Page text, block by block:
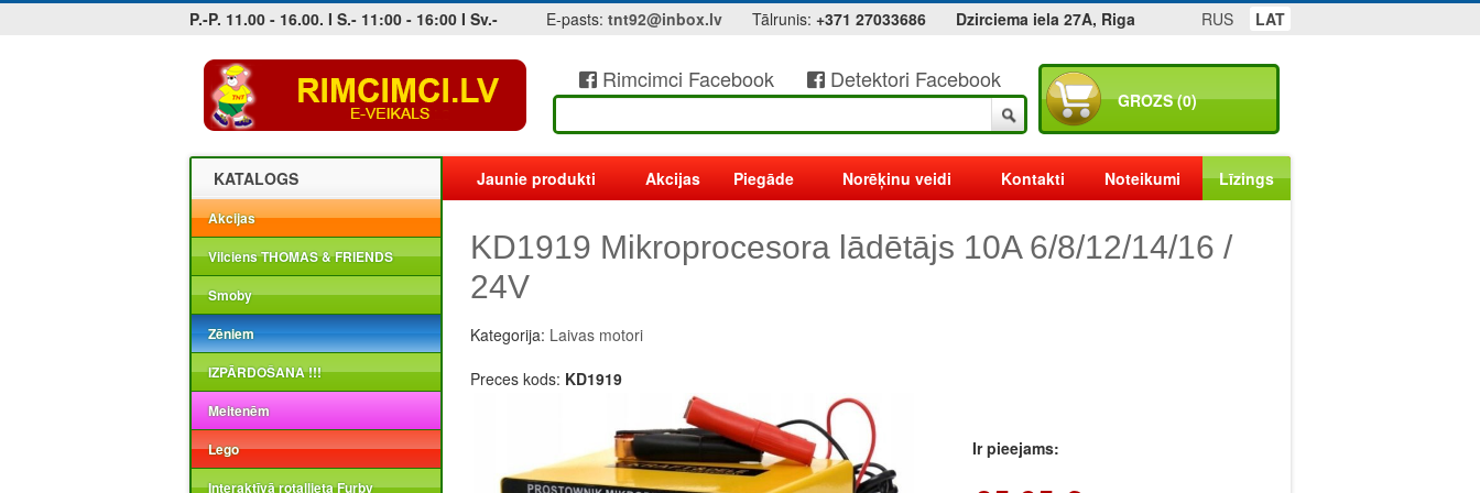
P.-P. 11.00 - 16.00. I S.- 11:00 - 16:00 I Sv.- E-pasts: tnt92@inbox.lv Tālrunis: +371 27033686 Dzirciema iela 27A, Riga LAT
RUS
Jobs at sea and maritime vacancies Rimcimci Facebook Detektori Facebook
GROZS (0)
KATALOGS
Akcijas
Vilciens THOMAS & FRIENDS
Smoby
Zēniem
IZPĀRDOŠANA !!!
Meitenēm
Lego
Interaktīvā rotaļlieta Furby
Jaunie produkti Akcijas Piegāde Norēķinu veidi Kontakti Noteikumi Līzings
KD1919 Mikroprocesora lādētājs 10A 6/8/12/14/16 /
24V
Kategorija: Laivas motori
Preces kods: KD1919
Ir pieejams: